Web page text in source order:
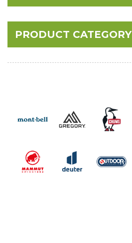
PRODUCT CATEGORY